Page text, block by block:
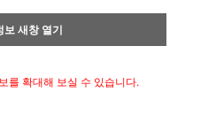
보 새창 열기
를 확대해 보실 수 있습니다.